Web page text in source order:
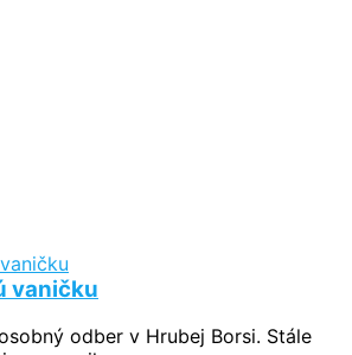
vaničku
odber v Hrubej Borsi. Stále